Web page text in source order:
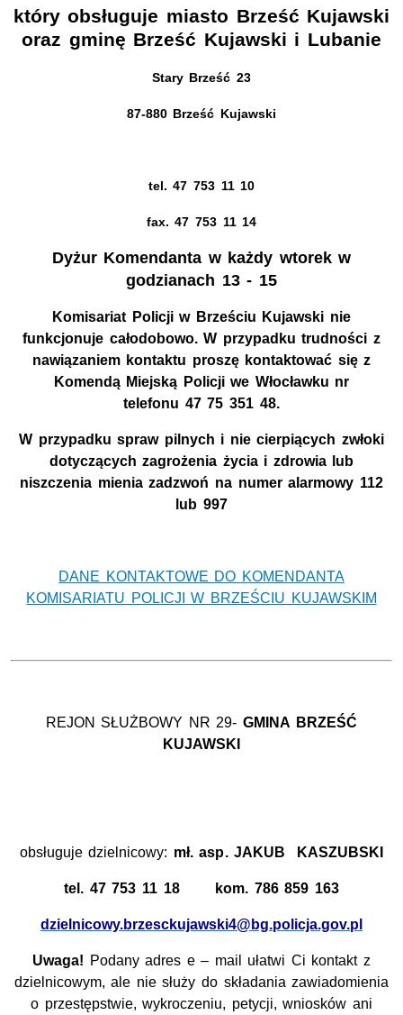
który obsługuje miasto Brześć Kujawski
oraz gminę Brześć Kujawski i Lubanie
Stary Brześć 23
87-880 Brześć Kujawski
tel. 47 753 11 10
fax. 47 753 11 14
Dyżur Komendanta w każdy wtorek w
godzianach 13 - 15
Komisariat Policji w Brześciu Kujawski nie
funkcjonuje całodobowo. W przypadku trudności z
nawiązaniem kontaktu proszę kontaktować się z
Komendą Miejską Policji we Włocławku nr
telefonu 47 75 351 48.
W przypadku spraw pilnych i nie cierpiących zwłoki
dotyczących zagrożenia życia i zdrowia lub
niszczenia mienia zadzwoń na numer alarmowy 112
lub 997
DANE KONTAKTOWE DO KOMENDANTA
KOMISARIATU POLICJI W BRZEŚCIU KUJAWSKIM
REJON SŁUŻBOWY NR 29- GMINA BRZEŚĆ
KUJAWSKI
obsługuje dzielnicowy: mł. asp. JAKUB KASZUBSKI
tel. 47 753 11 18 kom. 786 859 163
dzielnicowy.brzesckujawski4@bg.policja.gov.pl
Uwaga! Podany adres e – mail ułatwi Ci kontakt z
dzielnicowym, ale nie służy do składania zawiadomienia
o przestępstwie, wykroczeniu, petycji, wniosków ani